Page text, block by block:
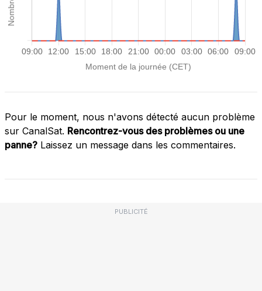
Pour le moment, nous n'avons détecté aucun problème
sur CanalSat. Rencontrez-vous des problèmes ou une
panne? Laissez un message dans les commentaires.
PUBLICITÉ